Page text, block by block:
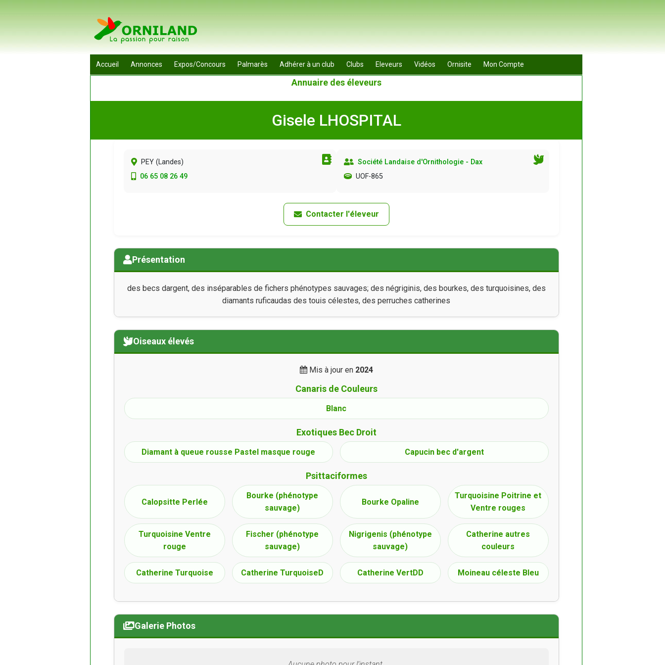
Accueil Annonces Expos/Concours Palmarès Adhérer à un club Clubs Eleveurs Vidéos Ornisite Mon Compte
Annuaire des éleveurs
Gisele LHOSPITAL
PEY (Landes)
06 65 08 26 49
Société Landaise d'Ornithologie - Dax
UOF-865
Contacter l'éleveur
Présentation
des becs dargent, des inséparables de fichers phénotypes sauvages; des négriginis, des bourkes, des turquoisines, des
diamants ruficaudas des touis célestes, des perruches catherines
Oiseaux élevés
Mis à jour en 2024
Canaris de Couleurs
Blanc
Exotiques Bec Droit
Diamant à queue rousse Pastel masque rouge Capucin bec d'argent
Psittaciformes
Calopsitte Perlée
Bourke (phénotype
sauvage)
Bourke Opaline
Turquoisine Poitrine et
Ventre rouges
Turquoisine Ventre
rouge
Fischer (phénotype
sauvage)
Nigrigenis (phénotype
sauvage)
Catherine autres
couleurs
Catherine Turquoise Catherine TurquoiseD Catherine VertDD Moineau céleste Bleu
Galerie Photos